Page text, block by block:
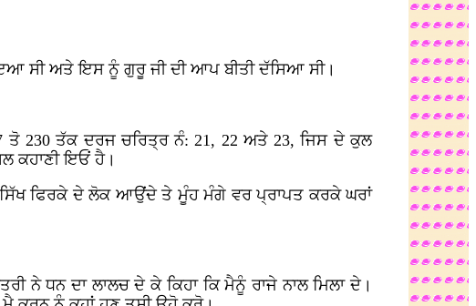
ਸੀ ਅਤੇ ਇਸ ਨੂੰ ਗੁਰੂ ਜੀ ਦੀ ਆਪ ਬੀਤੀ ਦੱਸਿਆ ਸੀ।
ਤੋ 230 ਤੱਕ ਦਰਜ ਚਰਿਤ੍ਰ ਨੰ: 21, 22 ਅਤੇ 23, ਜਿਸ ਦੇ ਕੁਲ
ਕਹਾਣੀ ਇਓਂ ਹੈ।
ਫਿਰਕੇ ਦੇ ਲੋਕ ਆਉਂਦੇ ਤੇ ਮੂੰਹ ਮੰਗੇ ਵਰ ਪ੍ਰਾਪਤ ਕਰਕੇ ਘਰਾਂ
ਨੇ ਧਨ ਦਾ ਲਾਲਚ ਦੇ ਕੇ ਕਿਹਾ ਕਿ ਮੈਨੂੰ ਰਾਜੇ ਨਾਲ ਮਿਲਾ ਦੇ।